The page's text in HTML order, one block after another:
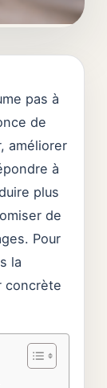
pas à
de
améliorer
à
plus
de
Pour
la
concrète